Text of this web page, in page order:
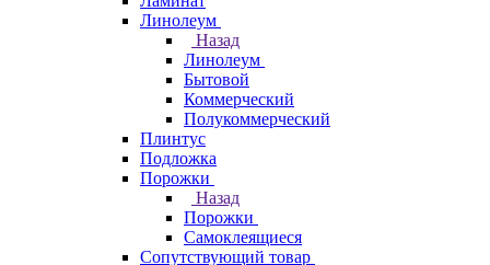
Линолеум
Назад
Линолеум
Бытовой
Коммерческий
Полукоммерческий
Плинтус
Подложка
Порожки
Назад
Порожки
Самоклеящиеся
Сопутствующий товар